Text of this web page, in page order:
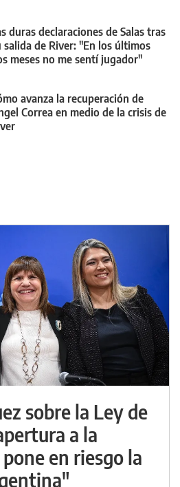
duras declaraciones de Salas tras
salida de River: "En los últimos
meses no me sentí jugador"
avanza la recuperación de
Correa en medio de la crisis de
sobre la Ley de
a la
en riesgo la